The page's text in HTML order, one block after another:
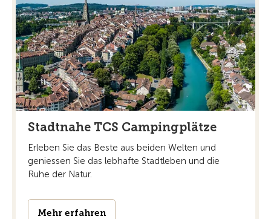
Stadtnahe TCS Campingplätze
Erleben Sie das Beste aus beiden Welten und
geniessen Sie das lebhafte Stadtleben und die
Ruhe der Natur.
Mehr erfahren